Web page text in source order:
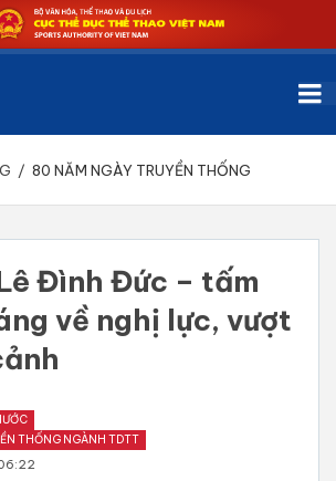
/ 80 NĂM NGÀY TRUYỀN THỐNG
Đình Đức – tấm
về nghị lực, vượt
THỐNG NGÀNH TDTT